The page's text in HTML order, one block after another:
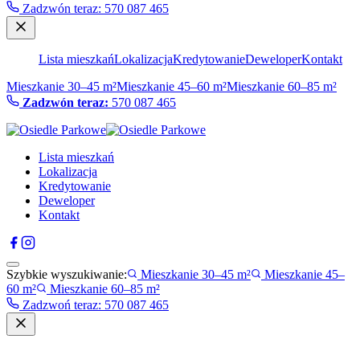
Zadzwón teraz: 570 087 465
Lista mieszkańLokalizacjaKredytowanieDeweloperKontakt
Mieszkanie 30–45 m²Mieszkanie 45–60 m²Mieszkanie 60–85 m²
Zadzwón teraz: 570 087 465
Lista mieszkań
Lokalizacja
Kredytowanie
Deweloper
Kontakt
Szybkie wyszukiwanie: Mieszkanie 30–45 m²
Mieszkanie 45–
60 m²
Mieszkanie 60–85 m²
Zadzwoń teraz: 570 087 465